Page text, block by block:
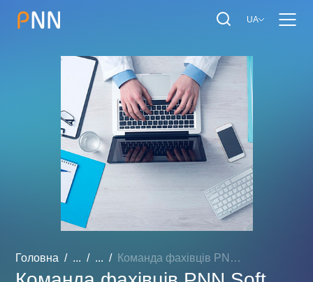
UA
Головна ... ... Команда фахівців PNN Soft...